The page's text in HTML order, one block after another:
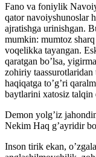
Fano va foniylik
qator navoiyshunoslar
ajratishga urinishgan.
mumkin: mumtoz
voqelikka tayangan.
qaratgan bo’lsa,
zohiriy
haqiqatga to’g’ri
baytlarini xatosiz talqin
Demon yolg’iz
Nekim Haq g’ayridir
Inson tirik ekan,